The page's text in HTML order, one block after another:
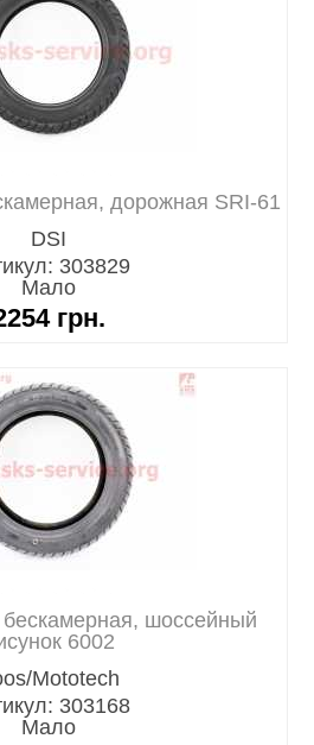
дорожная SRI-61
DSI
303829
Мало
грн.
шоссейный
6002
Mototech
303168
Мало